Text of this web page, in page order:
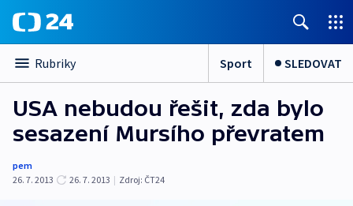
Rubriky Sport SLEDOVAT
USA nebudou řešit, zda bylo
sesazení Mursího převratem
pem
26. 7. 2013
26. 7. 2013 | Zdroj: ČT24